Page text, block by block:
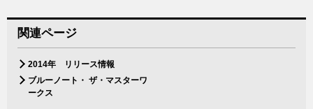
関連ページ
2014年 リリース情報
ブルーノート・ ザ・マスターワ
ークス